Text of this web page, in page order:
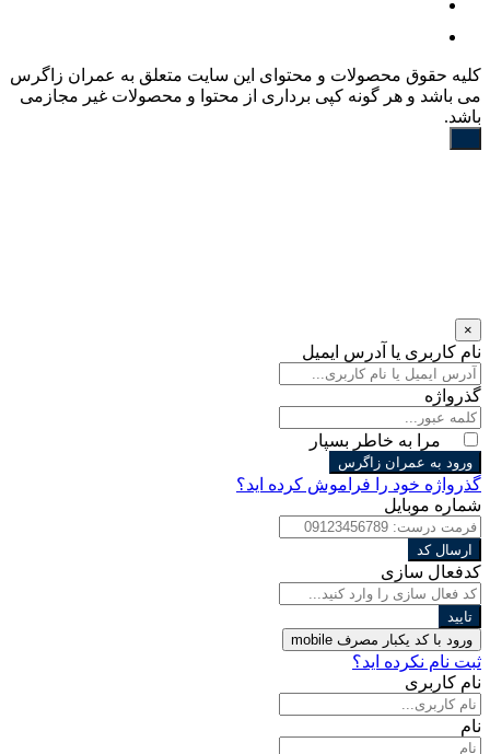
کليه حقوق محصولات و محتوای اين سایت متعلق به عمران زاگرس
می باشد و هر گونه کپی برداری از محتوا و محصولات غیر مجازمی
باشد.
×
نام کاربری یا آدرس ایمیل
گذرواژه
مرا به خاطر بسپار
ورود به عمران زاگرس
گذرواژه خود را فراموش کرده اید؟
شماره موبایل
ارسال کد
کدفعال سازی
تایید
ورود با کد یکبار مصرف mobile
ثبت نام نکرده اید؟
نام کاربری
نام